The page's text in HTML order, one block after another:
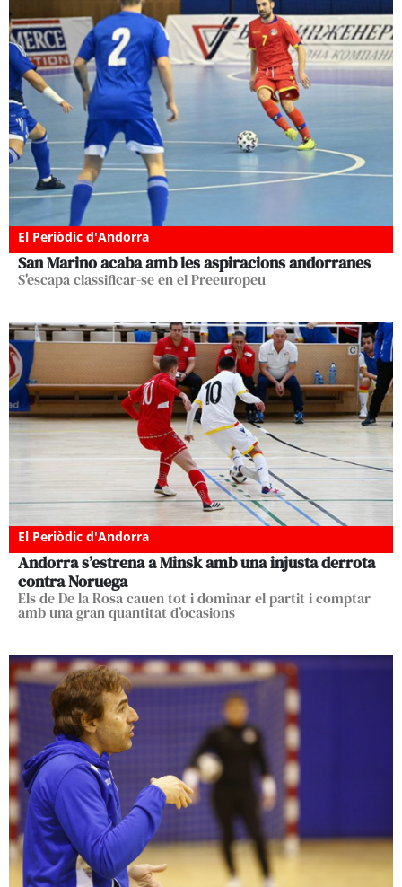
El Periòdic d'Andorra
San Marino acaba amb les aspiracions andorranes
S'escapa classificar-se en el Preeuropeu
El Periòdic d'Andorra
Andorra s’estrena a Minsk amb una injusta derrota
contra Noruega
Els de De la Rosa cauen tot i dominar el partit i comptar
amb una gran quantitat d’ocasions